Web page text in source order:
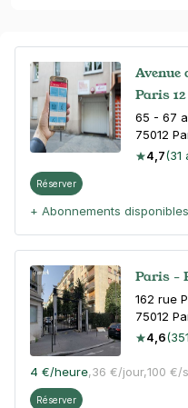
Avenue
Paris 12
65 - 67
75012
4,7(31
Réserver
+ Abonnements disponibles
Paris -
162 rue
75012
4,6
4 €/heure,36 €/jour,100 €/
Réserver